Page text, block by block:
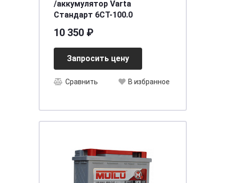
/аккумулятор Varta
Стандарт 6СТ-100.0
10 350 ₽
Запросить цену
Сравнить В избранное